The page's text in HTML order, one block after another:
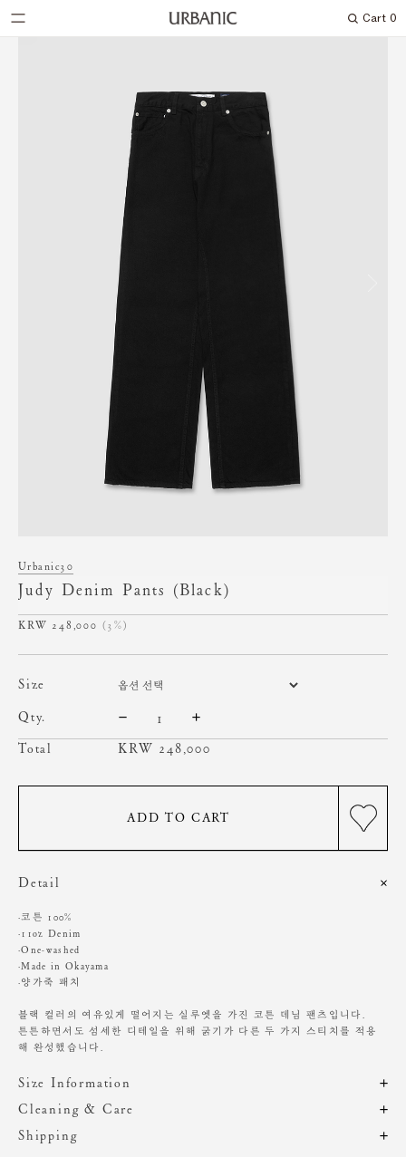
Search
Cart 0
Urbanic30
Judy Denim Pants (Black)
248,000 (3%)
size
qty.
Total
KRW 248,000
ADD TO CART
Detail
·코튼 100%
·11oz Denim
·One-washed
·Made in Okayama
·양가죽 패치
블랙 컬러의 여유있게 떨어지는 실루엣을 가진 코튼 데님 팬츠입니다.
튼튼하면서도 섬세한 디테일을 위해 굵기가 다른 두 가지 스티치를 적용
해 완성했습니다.
Size Information
제품의 일정 수량을 측정한 평균치수로 재는 방법과 위치에 따라 1~3cm
편차가 있을 수 있습니다. (치수단위 : cm)
Cleaning & Care
밝은 계열의 의류나 신발, 액세서리 등 착용 시 마찰에 주의해주세요.
Shipping